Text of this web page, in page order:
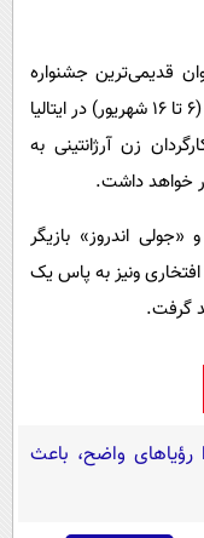
قدیمی‌ترین جشنواره
سینمایی جهان از تاریخ ۲۸ اوت تا ۷ سپتامبر (۶ تا ۱۶ شهریور) در ایتالیا
زن آرژانتینی به
خواهد داشت.
«جولی اندروز» بازیگر
افتخاری ونیز به پاس یک
گرفت.
واضح، باعث